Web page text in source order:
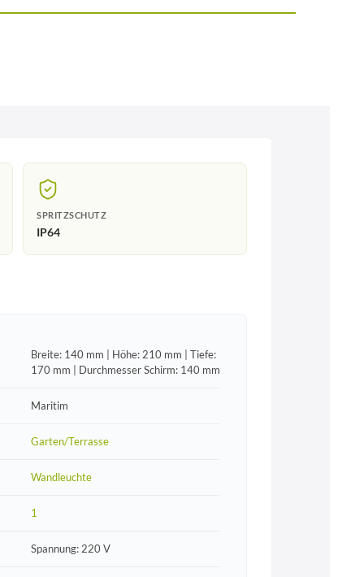
SPRITZSCHUTZ
IP64
Breite: 140 mm | Höhe: 210 mm | Tiefe:
170 mm | Durchmesser Schirm: 140 mm
Maritim
Garten/Terrasse
Wandleuchte
1
Spannung: 220 V